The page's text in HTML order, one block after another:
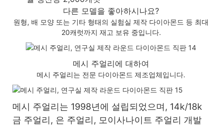
다른 모델을 좋아하시나요?
원형, 배 모양 또는 기타 형태의 실험실 제작 다이아몬드 등 최대
20캐럿까지 재고 보유 중입니다.
메시 주얼리에 대하여
메시 주얼리는 전문 다이아몬드 제조업체입니다.
메시 주얼리는 1998년에 설립되었으며, 14k/18k
금 주얼리, 은 주얼리, 모이사나이트 주얼리 개발